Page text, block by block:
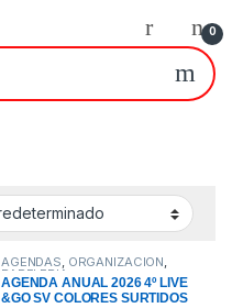
0
AGENDAS, ORGANIZACION,
PAPELERIA
AGENDA ANUAL 2026 4º LIVE
&GO SV COLORES SURTIDOS